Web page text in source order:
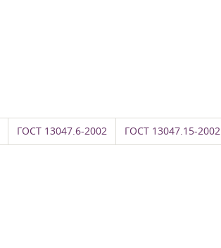
ГОСТ 13047.6-2002 ГОСТ 13047.15-2002